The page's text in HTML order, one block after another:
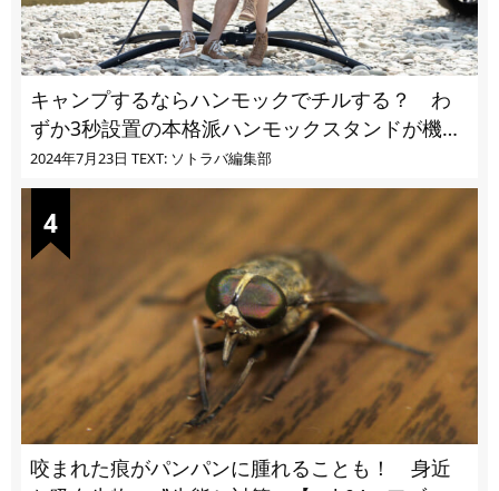
キャンプするならハンモックでチルする？ わ
ずか3秒設置の本格派ハンモックスタンドが機能
的過ぎる
2024年7月23日 TEXT: ソトラバ編集部
咬まれた痕がパンパンに腫れることも！ 身近